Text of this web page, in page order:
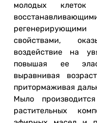
молодых
свойствами,
воздействие на
повышая ее
выравнивая
притормаживая
Мыло
растительных